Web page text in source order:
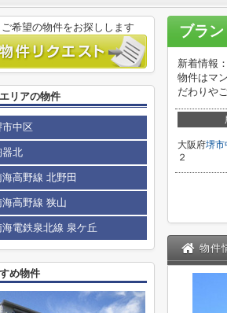
ブラ
新着情報
物件はマ
だわりや
大阪府堺市
２
物件
希望の物件をお探しします
リアの物件
市中区
器北
海高野線 北野田
海高野線 狭山
海電鉄泉北線 泉ケ丘
め物件